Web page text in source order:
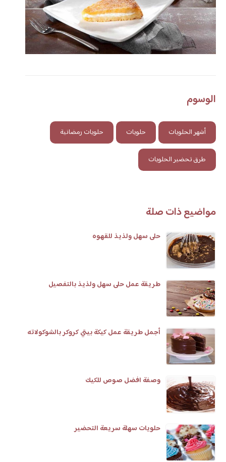
الوسوم
أشهر الحلويات حلويات حلويات رمضانية
طرق تحضير الحلويات
مواضيع ذات صلة
حلى سهل ولذيذ للقهوه
طريقة عمل حلى سهل ولذيذ بالتفصيل
أجمل طريقة عمل كيكة بيتي كروكر بالشوكولاته
وصفة افضل صوص للكيك
حلويات سهلة سريعة التحضير